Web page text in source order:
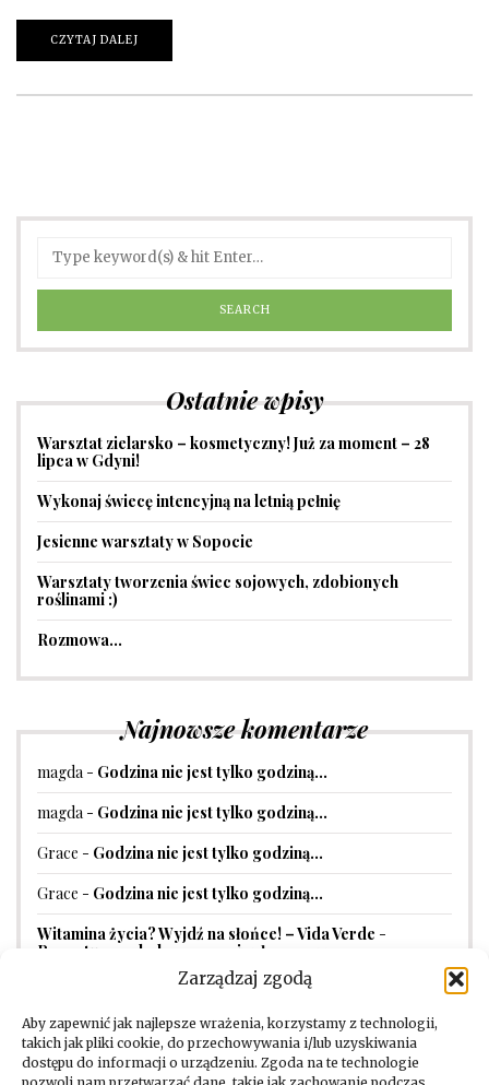
Zarządzaj zgodą
Aby zapewnić jak najlepsze wrażenia, korzystamy z technologii,
takich jak pliki cookie, do przechowywania i/lub uzyskiwania
dostępu do informacji o urządzeniu. Zgoda na te technologie
CZYTAJ DALEJ
Ostatnie wpisy
Warsztat zielarsko – kosmetyczny! Już za moment – 28
lipca w Gdyni!
Wykonaj świecę intencyjną na letnią pełnię
Jesienne warsztaty w Sopocie
Warsztaty tworzenia świec sojowych, zdobionych
roślinami :)
Rozmowa…
Najnowsze komentarze
magda - Godzina nie jest tylko godziną…
magda - Godzina nie jest tylko godziną…
Grace - Godzina nie jest tylko godziną…
Grace - Godzina nie jest tylko godziną…
Witamina życia? Wyjdź na słońce! – Vida Verde -
Receptura na balsam przeciwsłoneczny